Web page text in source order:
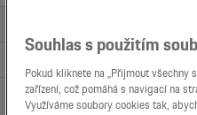
Souhlas s použitím
Pokud kliknete na „Přijmout
zařízení, což pomáhá s navigací na
Využíváme soubory cookies tak,